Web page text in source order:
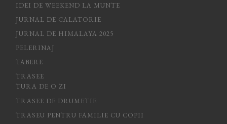
IDEI DE WEEKEND LA MUNTE
JURNAL DE CALATORIE
JURNAL DE HIMALAYA 2025
PELERINAJ
TABERE
TRASEE
TURA DE O ZI
TRASEE DE DRUMETIE
TRASEU PENTRU FAMILIE CU COPII